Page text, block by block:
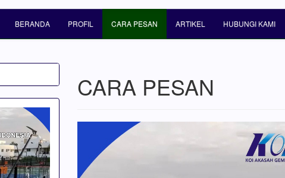
BERANDA PROFIL CARA PESAN ARTIKEL HUBUNGI KAMI
CARA PESAN